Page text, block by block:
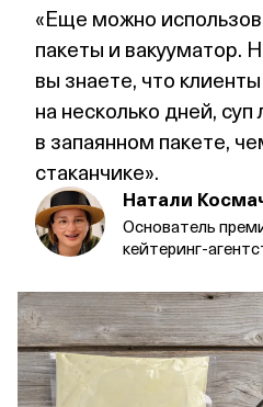
«Еще можно
пакеты и вакууматор.
вы знаете, что
на несколько дней,
в запаянном пакете,
стаканчике».
Натали
Основатель